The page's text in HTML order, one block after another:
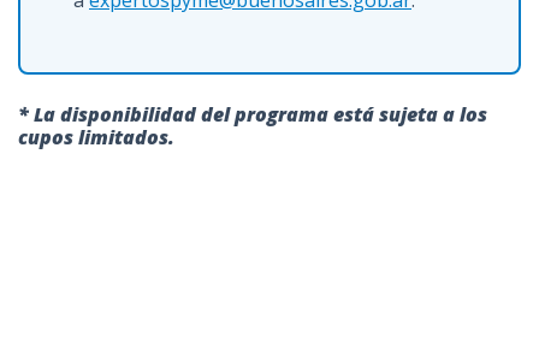
* La disponibilidad del programa está sujeta a los
cupos limitados.